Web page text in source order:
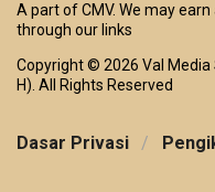
A part of CMV. We may
through our links
Copyright © 2026 Val
H). All Rights Reserved
Dasar Privasi